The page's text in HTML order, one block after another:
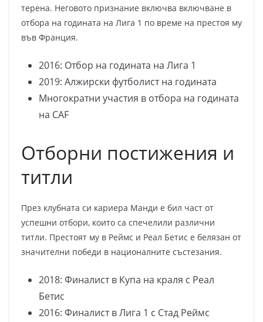
терена. Неговото признание включва включване в
отбора на годината на Лига 1 по време на престоя му
във Франция.
2016: Отбор на годината на Лига 1
2019: Алжирски футболист на годината
Многократни участия в отбора на годината
на CAF
Отборни постижения и
титли
През клубната си кариера Манди е бил част от
успешни отбори, които са спечелили различни
титли. Престоят му в Реймс и Реал Бетис е белязан от
значителни победи в националните състезания.
2018: Финалист в Купа на краля с Реал
Бетис
2016: Финалист в Лига 1 с Стад Реймс